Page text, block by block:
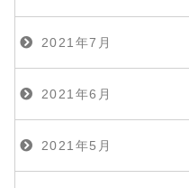
2021年7月
2021年6月
2021年5月